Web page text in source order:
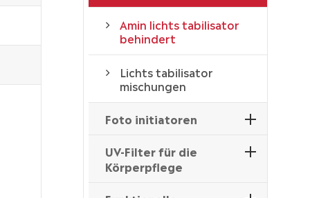
Amin lichts tabilisator
behindert
Lichts tabilisator
mischungen
Foto initiatoren
UV-Filter für die
Körperpflege